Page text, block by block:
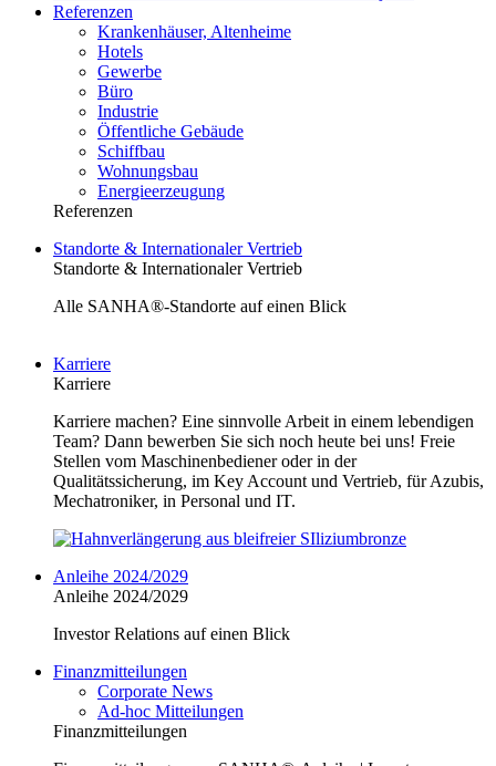
Referenzen
Krankenhäuser, Altenheime
Hotels
Gewerbe
Büro
Industrie
Öffentliche Gebäude
Schiffbau
Wohnungsbau
Energieerzeugung
Referenzen
Standorte & Internationaler Vertrieb
Standorte & Internationaler Vertrieb
Alle SANHA®-Standorte auf einen Blick
Karriere
Karriere
Karriere machen? Eine sinnvolle Arbeit in einem lebendigen
Team? Dann bewerben Sie sich noch heute bei uns! Freie
Stellen vom Maschinenbediener oder in der
Qualitätssicherung, im Key Account und Vertrieb, für Azubis,
Mechatroniker, in Personal und IT.
Anleihe 2024/2029
Anleihe 2024/2029
Investor Relations auf einen Blick
Finanzmitteilungen
Corporate News
Ad-hoc Mitteilungen
Finanzmitteilungen